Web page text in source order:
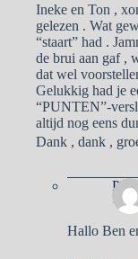
Ineke en Ton ,
gelezen . Wat
“staart” had .
de brui aan gaf ,
dat wel
Gelukkig had je
“PUNTEN”-
altijd nog eens
Dank , dank ,
Pa
13
Hallo Ben